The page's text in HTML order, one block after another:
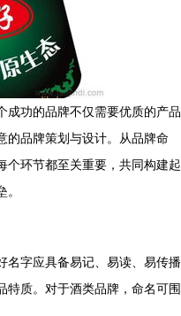
成功的品牌不仅需要优质的产品
的品牌策划与设计。从品牌命
个环节都至关重要，共同构建起
名字应具备易记、易读、易传播
特质。对于酒类品牌，命名可围